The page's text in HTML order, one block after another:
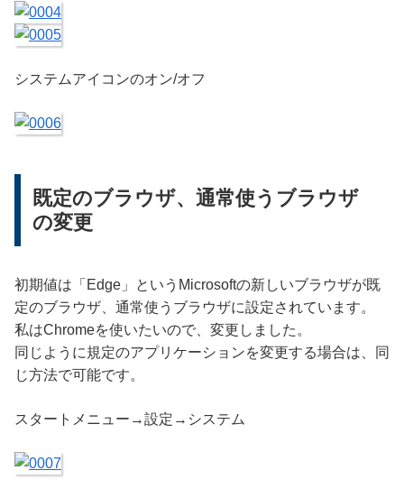
システムアイコンのオン/オフ
既定のブラウザ、通常使うブラウザ
の変更
初期値は「Edge」というMicrosoftの新しいブラウザが既
定のブラウザ、通常使うブラウザに設定されています。
私はChromeを使いたいので、変更しました。
同じように規定のアプリケーションを変更する場合は、同
じ方法で可能です。
スタートメニュー→設定→システム